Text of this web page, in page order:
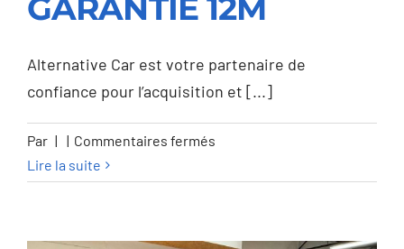
GARANTIE 12M
GARANTIE 12M
Alternative Car est votre partenaire de
confiance pour l’acquisition et [...]
Par | | Commentaires fermés
Mokka
X
Lire la suite